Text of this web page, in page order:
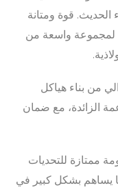
الحديث. قوة ومتانة
لمجموعة واسعة من
من بناء هياكل
الزائدة، مع ضمان
ممتازة للتحديات
يساهم بشكل كبير في